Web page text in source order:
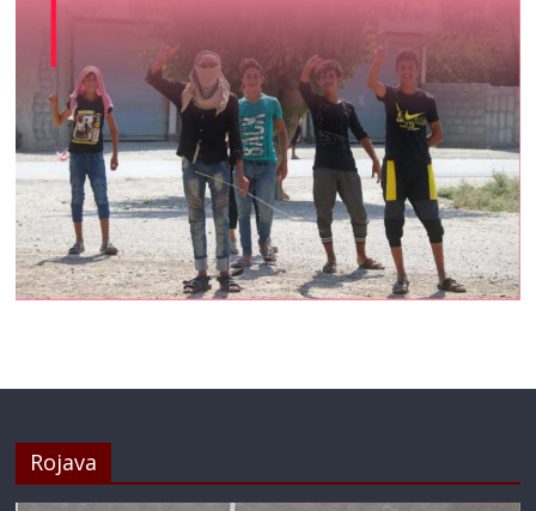
Rojava